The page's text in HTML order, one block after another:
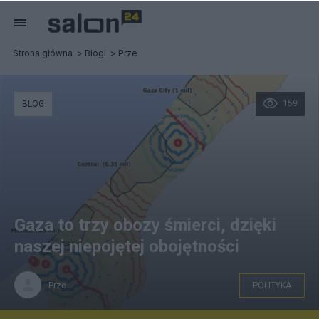
Strona główna Blogi Prze
159
BLOG
Gaza to trzy obozy śmierci, dzięki
naszej niepojętej obojętności
Prze POLITYKA